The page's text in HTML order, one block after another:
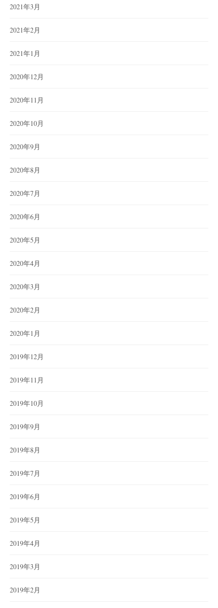
2021年3月
2021年2月
2021年1月
2020年12月
2020年11月
2020年10月
2020年9月
2020年8月
2020年7月
2020年6月
2020年5月
2020年4月
2020年3月
2020年2月
2020年1月
2019年12月
2019年11月
2019年10月
2019年9月
2019年8月
2019年7月
2019年6月
2019年5月
2019年4月
2019年3月
2019年2月